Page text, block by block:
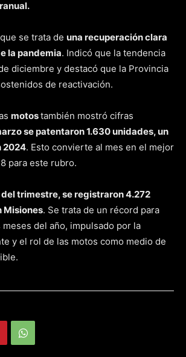
se trata de una recuperación clara
la pandemia. Indicó que la tendencia
diciembre y destacó que la Provincia
de reactivación.
motostambién mostró cifras
se patentaron 1.630 unidades, un
2024. Esto convierte al mes en el mejor
para este rubro.
del trimestre, se registraron 4.272
Misiones. Se trata de un récord para
del año, impulsado por la
y el rol de las motos como medio de